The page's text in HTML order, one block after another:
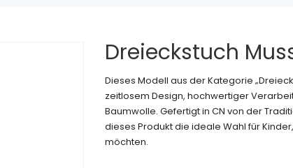
Dreieckstuch
Dieses Modell aus der Kategorie
zeitlosem Design, hochwertiger
Baumwolle. Gefertigt in CN von der
dieses Produkt die ideale Wahl für
möchten.